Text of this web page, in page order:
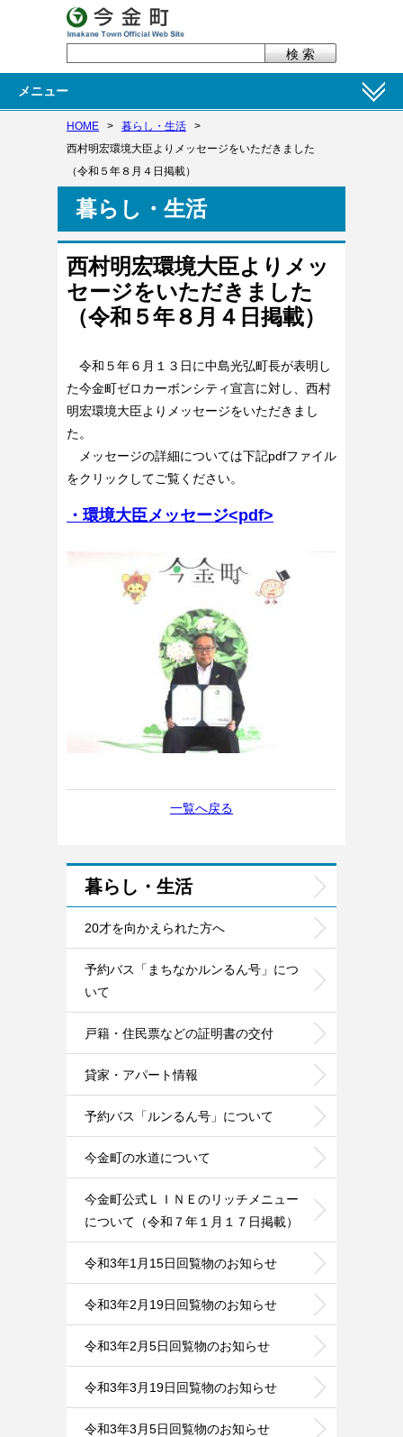
メニュー
HOME > 暮らし・生活
>
西村明宏環境大臣よりメッセージをいただきました
（令和５年８月４日掲載）
暮らし・生活
西村明宏環境大臣よりメッ
セージをいただきました
（令和５年８月４日掲載）
令和５年６月１３日に中島光弘町長が表明し
た今金町ゼロカーボンシティ宣言に対し、西村
明宏環境大臣よりメッセージをいただきまし
た。
メッセージの詳細については下記pdfファイル
をクリックしてご覧ください。
・環境大臣メッセージ<pdf>
一覧へ戻る
暮らし・生活
20才を向かえられた方へ
予約バス「まちなかルンるん号」につ
いて
戸籍・住民票などの証明書の交付
貸家・アパート情報
予約バス「ルンるん号」について
今金町の水道について
今金町公式ＬＩＮＥのリッチメニュー
について（令和７年１月１７日掲載）
令和3年1月15日回覧物のお知らせ
令和3年2月19日回覧物のお知らせ
令和3年2月5日回覧物のお知らせ
令和3年3月19日回覧物のお知らせ
令和3年3月5日回覧物のお知らせ